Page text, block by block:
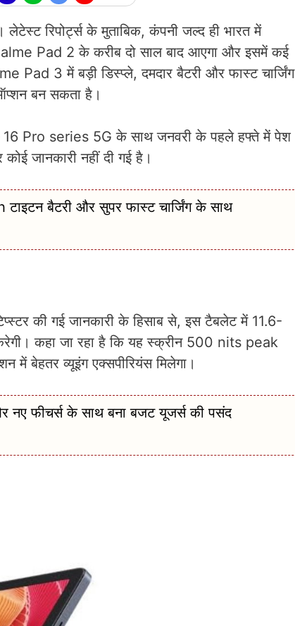
रिपोर्ट्स के मुताबिक, कंपनी जल्द ही भारत में
Pad 2 के करीब दो साल बाद आएगा और इसमें कई
Pad 3 में बड़ी डिस्प्ले, दमदार बैटरी और फास्ट चार्जिंग
बन सकता है।
16 Pro series 5G के साथ जनवरी के पहले हफ्ते में पेश
जानकारी नहीं दी गई है।
बैटरी और सुपर फास्ट चार्जिंग के साथ
की गई जानकारी के हिसाब से, इस टैबलेट में 11.6-
कहा जा रहा है कि यह स्क्रीन 500 nits peak
बेहतर व्यूइंग एक्सपीरियंस मिलेगा।
फीचर्स के साथ बना बजट यूजर्स की पसंद